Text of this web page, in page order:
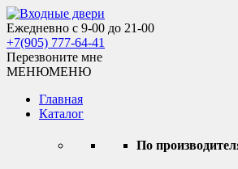
Skip
to
content
Входные двери
Ежедневно с 9-00 до 21-00
+7(905) 777-64-41
Перезвоните мне
МЕНЮМЕНЮ
Главная
Каталог
По